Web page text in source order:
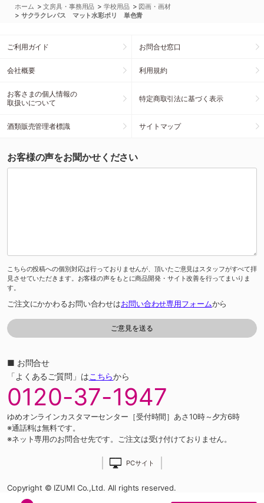
ホーム >文房具・事務用品 >学校用品 > 図画・画材
> サクラクレパス マット水彩ポリ 単色青
ご利用ガイド お問合せ窓口
会社概要 利用規約
お客さまの個人情報の
取扱いについて
特定商取引法に基づく表示
酒類販売管理者標識 サイトマップ
お客様の声をお聞かせください
こちらの投稿への個別対応は行っておりませんが、頂いたご意見はスタッフがすべて拝
見させていただきます。お客様の声をもとに商品開発・サイト改善を行ってまいりま
す。
ご注文にかかわるお問い合わせはお問い合わせ専用フォームから
■ お問合せ
「よくあるご質問」はこちらから
0120-37-1947
ゆめオンラインカスタマーセンター［受付時間］あさ10時～夕方6時
※通話料は無料です。
※ネット専用のお問合せ先です。ご注文は受け付けておりません。
PCサイト
Copyright © IZUMI Co.,Ltd. All rights reserved.